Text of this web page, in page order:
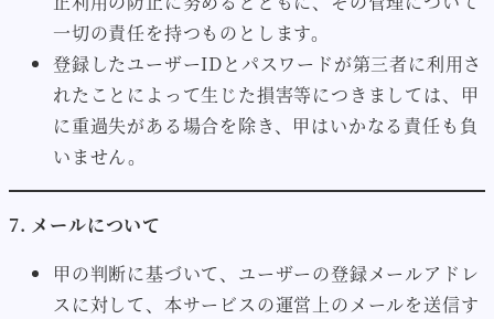
一切の責任を持つものとします。
登録したユーザーIDとパスワードが第三者に利用さ
れたことによって生じた損害等につきましては、甲
に重過失がある場合を除き、甲はいかなる責任も負
いません。
7. メールについて
甲の判断に基づいて、ユーザーの登録メールアドレ
スに対して、本サービスの運営上のメールを送信す